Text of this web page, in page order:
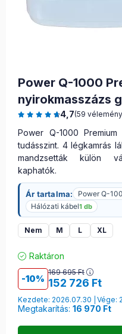
Power Q-1000
nyirokmasszázs
4,7(59
Power Q-1000 Premium
tudásszint. 4 légkamrás
mandzsetták külön
kaphatók.
Ár tartalma: Power Q-
Hálózati kábel1 db
Nem M L XL
Raktáron
10
169 695Ft
152 726 Ft
Kezdete: 2026.07.30 Vége:
Megtakarítás: 16 970 Ft